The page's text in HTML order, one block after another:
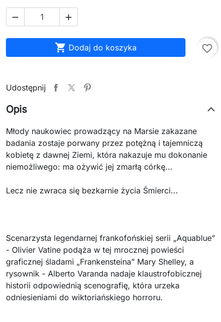
 
 Dodaj do koszyka favorite_border
Udostępnij
Opis
Młody naukowiec prowadzący na Marsie zakazane
badania zostaje porwany przez potężną i tajemniczą
kobietę z dawnej Ziemi, która nakazuje mu dokonanie
niemożliwego: ma ożywić jej zmarłą córkę...
Lecz nie zwraca się bezkarnie życia Śmierci...
Scenarzysta legendarnej frankofońskiej serii „Aquablue”
- Olivier Vatine podąża w tej mrocznej powieści
graficznej śladami „Frankensteina” Mary Shelley, a
rysownik - Alberto Varanda nadaje klaustrofobicznej
historii odpowiednią scenografię, która urzeka
odniesieniami do wiktoriańskiego horroru.